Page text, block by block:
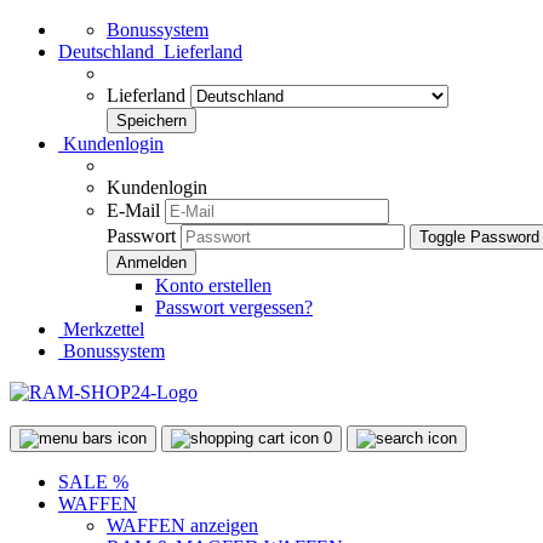
Bonussystem
Deutschland Lieferland
Lieferland
Kundenlogin
Kundenlogin
E-Mail
Passwort
Toggle
Konto erstellen
Passwort vergessen?
Merkzettel
Bonussystem
0
SALE %
WAFFEN
WAFFEN anzeigen